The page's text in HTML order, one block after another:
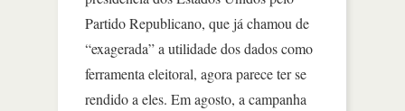
Partido Republicano, que já chamou de
“exagerada” a utilidade dos dados como
ferramenta eleitoral, agora parece ter se
rendido a eles. Em agosto, a campanha